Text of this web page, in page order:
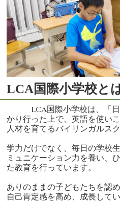
LCA国際小学校と
LCA国際小学校は、「日
かり行った上で、英語を使い
人材を育てるバイリンガルスク
学力だけでなく、毎日の学校
ミュニケーション力を養い、
た教育を行っています。
ありのままの子どもたちを認
自己肯定感を高め、成長して